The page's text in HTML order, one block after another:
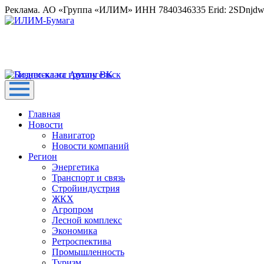
Реклама. АО «Группа «ИЛИМ» ИНН 7840346335 Erid:
Главная
Новости
Навигатор
Новости компаний
Регион
Энергетика
Транспорт и связь
Стройиндустрия
ЖКХ
Агропром
Лесной комплекс
Экономика
Ретроспектива
Промышленность